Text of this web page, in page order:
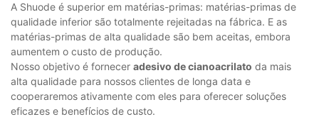
A Shuode é superior em matérias-primas: matérias-primas de
qualidade inferior são totalmente rejeitadas na fábrica. E as
matérias-primas de alta qualidade são bem aceitas, embora
aumentem o custo de produção.
Nosso objetivo é fornecer adesivo de cianoacrilato da mais
alta qualidade para nossos clientes de longa data e
cooperaremos ativamente com eles para oferecer soluções
eficazes e benefícios de custo.